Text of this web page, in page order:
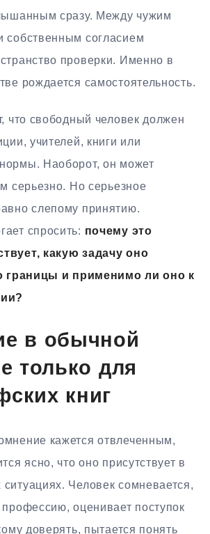
сразу. Между чужим
собственным согласием
проверки. Именно в
рождается самостоятельность.
что свободный человек должен
учителей, книги или
Наоборот, он может
серьезно. Но серьезное
слепому принятию.
спросить: почему это
какую задачу оно
границы и применимо ли оно к
в обычной
только для
книг
кажется отвлеченным,
ясно, что оно присутствует в
Человек сомневается,
профессию, оценивает поступок
доверять, пытается понять